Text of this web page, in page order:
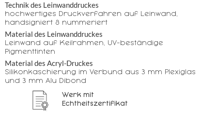
Technik des Leinwanddruckes
hochwertiges Druckverfahren auf Leinwand,
handsigniert & nummeriert
Material des Leinwanddruckes
Leinwand auf Keilrahmen, UV-beständige
Pigmenttinten
Material des Acryl-Druckes
Silikonkaschierung im Verbund aus 3 mm Plexiglas
und 3 mm Alu Dibond
Werk mit
Echtheitszertifikat